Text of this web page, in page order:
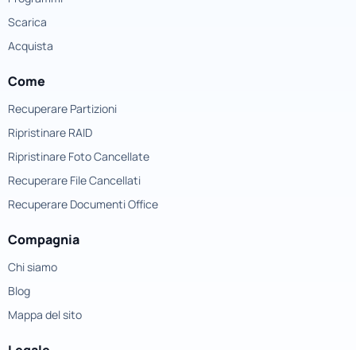
Scarica
Acquista
Come
Recuperare Partizioni
Ripristinare RAID
Ripristinare Foto Cancellate
Recuperare File Cancellati
Recuperare Documenti Office
Compagnia
Chi siamo
Blog
Mappa del sito